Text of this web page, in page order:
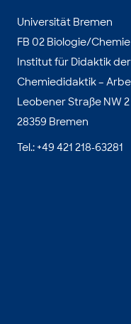
Universität Bremen
FB 02 Biologie/Chemie
Institut für Didaktik
Chemiedidaktik –
Leobener Straße NW
28359 Bremen
Tel.: +49 421 218-63281